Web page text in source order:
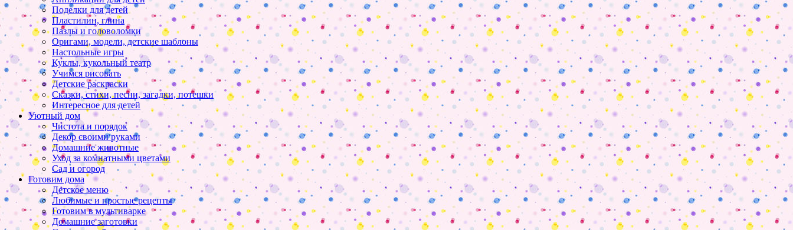
Поделки для детей
Пластилин, глина
Пазлы и головоломки
Оригами, модели, детские шаблоны
Настольные игры
Куклы, кукольный театр
Учимся рисовать
Детские раскраски
Сказки, стихи, песни, загадки, потешки
Интересное для детей
Уютный дом
Чистота и порядок
Декор своими руками
Домашние животные
Уход за комнатными цветами
Сад и огород
Готовим дома
Детское меню
Любимые и простые рецепты
Готовим в мультиварке
Домашние заготовки